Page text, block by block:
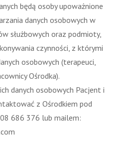
będą osoby upoważnione
danych osobowych w
służbowych oraz podmioty,
czynności, z którymi
osobowych (terapeuci,
Ośrodka).
danych osobowych Pacjent i
z Ośrodkiem pod
686 376 lub mailem: